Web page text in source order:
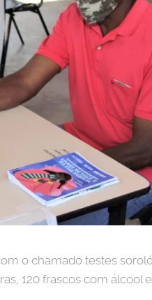
o chamado testes
120 frascos com álcool